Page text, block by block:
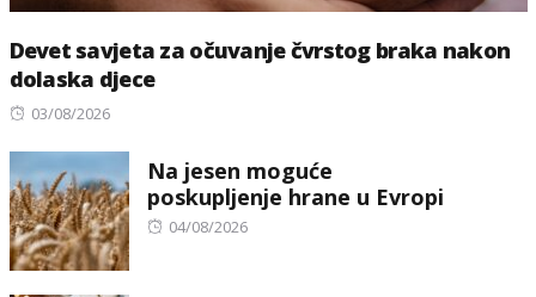
Devet savjeta za očuvanje čvrstog braka nakon
dolaska djece
Posted
03/08/2026
Na jesen moguće
poskupljenje hrane u Evropi
Posted
04/08/2026